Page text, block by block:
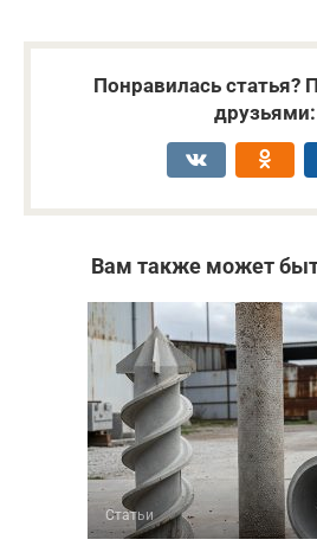
Понравилась статья?
друзьями:
Вам также может
Статьи